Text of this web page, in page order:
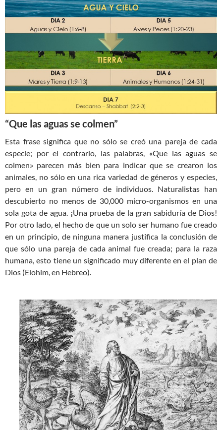
“Que las aguas se colmen”
Esta frase significa que no sólo se creó una pareja de cada
especie; por el contrario, las palabras, «Que las aguas se
colmen» parecen más bien para indicar que se crearon los
animales, no sólo en una rica variedad de géneros y especies,
pero en un gran número de individuos. Naturalistas han
descubierto no menos de 30,000 micro-organismos en una
sola gota de agua. ¡Una prueba de la gran sabiduría de Dios!
Por otro lado, el hecho de que un solo ser humano fue creado
en un principio, de ninguna manera justifica la conclusión de
que sólo una pareja de cada animal fue creada; para la raza
humana, esto tiene un significado muy diferente en el plan de
Dios (Elohim, en Hebreo).